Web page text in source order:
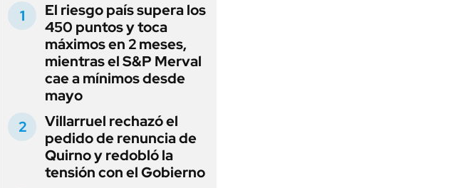
El riesgo país supera los
450 puntos y toca
máximos en 2 meses,
mientras el S&P Merval
cae a mínimos desde
mayo
Villarruel rechazó el
pedido de renuncia de
Quirno y redobló la
tensión con el Gobierno